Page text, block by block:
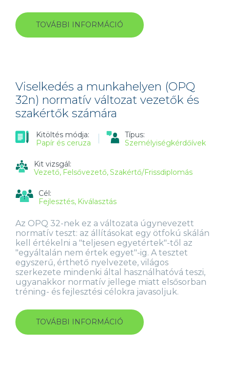
TOVÁBBI INFORMÁCIÓ
ÜGYFÉL
ÉRTÉKESÍTŐK
ÉS
ÜGYFÉLSZOLGÁLATOSOK
KAPCSOLATOSAN
Viselkedés a munkahelyen (OPQ
32n) normatív változat vezetők és
szakértők számára
Kitöltés módja:
Papír és ceruza
Típus:
Személyiségkérdőívek
Kit vizsgál:
Vezető Felsővezető Szakértő/Frissdiplomás
Cél:
Fejlesztés Kiválasztás
Az OPQ 32-nek ez a változata úgynevezett
normatív teszt: az állításokat egy ötfokú skálán
kell értékelni a "teljesen egyetértek"-től az
"egyáltalán nem értek egyet"-ig. A tesztet
egyszerű, érthető nyelvezete, világos
szerkezete mindenki által használhatóvá teszi,
ugyanakkor normatív jellege miatt elsősorban
tréning- és fejlesztési célokra javasoljuk.
TOVÁBBI INFORMÁCIÓ VISELKEDÉS